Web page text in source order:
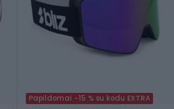
Papildomai -15 % su kodu EXTRA